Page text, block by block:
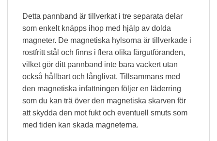
Detta pannband är tillverkat i tre separata delar
som enkelt knäpps ihop med hjälp av dolda
magneter. De magnetiska hylsorna är tillverkade i
rostfritt stål och finns i flera olika färgutföranden,
vilket gör ditt pannband inte bara vackert utan
också hållbart och långlivat. Tillsammans med
den magnetiska infattningen följer en läderring
som du kan trä över den magnetiska skarven för
att skydda den mot fukt och eventuell smuts som
med tiden kan skada magneterna.